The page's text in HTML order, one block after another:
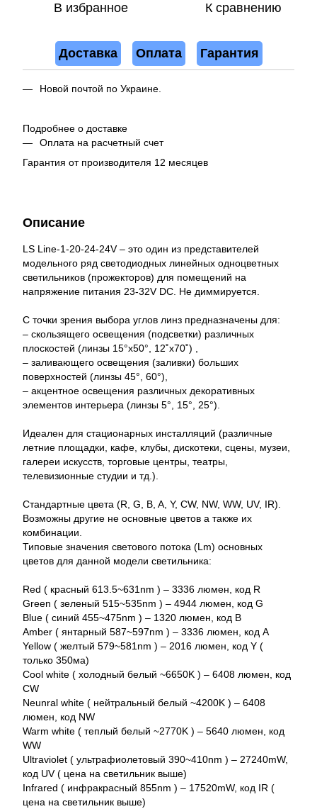
В избранное К сравнению
Доставка Оплата Гарантия
Новой почтой по Украине.
Подробнее о доставке
Оплата на расчетный счет
Гарантия от производителя 12 месяцев
Описание
LS Line-1-20-24-24V – это один из представителей
модельного ряд светодиодных линейных одноцветных
светильников (прожекторов) для помещений на
напряжение питания 23-32V DC. Не диммируется.
С точки зрения выбора углов линз предназначены для:
– скользящего освещения (подсветки) различных
плоскостей (линзы 15°x50°, 12˚x70˚) ,
– заливающего освещения (заливки) больших
поверхностей (линзы 45°, 60°),
– акцентное освещения различных декоративных
элементов интерьера (линзы 5°, 15°, 25°).
Идеален для стационарных инсталляций (различные
летние площадки, кафе, клубы, дискотеки, сцены, музеи,
галереи искусств, торговые центры, театры,
телевизионные студии и тд.).
Стандартные цвета (R, G, B, A, Y, CW, NW, WW, UV, IR).
Возможны другие не основные цветов а также их
комбинации.
Типовые значения светового потока (Lm) основных
цветов для данной модели светильника:
Red ( красный 613.5~631nm ) – 3336 люмен, код R
Green ( зеленый 515~535nm ) – 4944 люмен, код G
Blue ( синий 455~475nm ) – 1320 люмен, код B
Amber ( янтарный 587~597nm ) – 3336 люмен, код A
Yellow ( желтый 579~581nm ) – 2016 люмен, код Y (
только 350ма)
Cool white ( холодный белый ~6650K ) – 6408 люмен, код
CW
Neunral white ( нейтральный белый ~4200K ) – 6408
люмен, код NW
Warm white ( теплый белый ~2770K ) – 5640 люмен, код
WW
Ultraviolet ( ультрафиолетовый 390~410nm ) – 27240mW,
код UV ( цена на светильник выше)
Infrared ( инфракрасный 855nm ) – 17520mW, код IR (
цена на светильник выше)